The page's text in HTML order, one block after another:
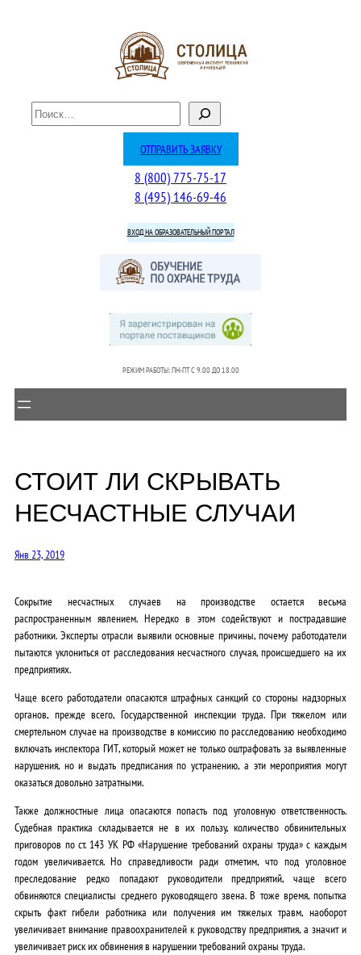
П
о
ОТПРАВИТЬ ЗАЯВКУ
8 (800) 775-75-17
8 (495) 146-69-46
ВХОД НА ОБРАЗОВАТЕЛЬНЫЙ ПОРТАЛ
РЕЖИМ РАБОТЫ: ПН-ПТ C 9.00 ДО 18.00
СТОИТ ЛИ СКРЫВАТЬ
НЕСЧАСТНЫЕ СЛУЧАИ
Янв 23, 2019
Сокрытие несчастных случаев на производстве остается весьма
распространенным явлением. Нередко в этом содействуют и пострадавшие
работники. Эксперты отрасли выявили основные причины, почему работодатели
пытаются уклониться от расследования несчастного случая, происшедшего на их
предприятиях.
Чаще всего работодатели опасаются штрафных санкций со стороны надзорных
органов, прежде всего, Государственной инспекции труда. При тяжелом или
смертельном случае на производстве в комиссию по расследованию необходимо
включать инспектора ГИТ, который может не только оштрафовать за выявленные
нарушения, но и выдать предписания по устранению, а эти мероприятия могут
оказаться довольно затратными.
Также должностные лица опасаются попасть под уголовную ответственность.
Судебная практика складывается не в их пользу, количество обвинительных
приговоров по ст. 143 УК РФ «Нарушение требований охраны труда» с каждым
годом увеличивается. Но справедливости ради отметим, что под уголовное
преследование редко попадают руководители предприятий, чаще всего
обвиняются специалисты среднего руководящего звена. В тоже время, попытка
скрыть факт гибели работника или получения им тяжелых травм, наоборот
увеличивает внимание правоохранителей к руководству предприятия, а значит и
увеличивает риск их обвинения в нарушении требований охраны труда.